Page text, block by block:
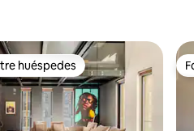
huéspedes
huéspedes